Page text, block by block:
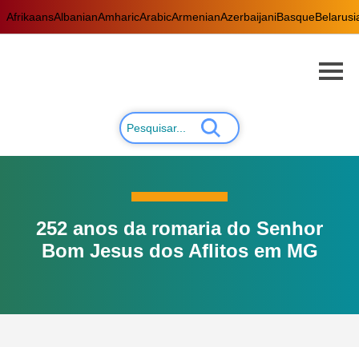
AfrikaansAlbanianAmharicArabicArmenianAzerbaijaniBasque
252 anos da romaria do Senhor
Bom Jesus dos Aflitos em MG